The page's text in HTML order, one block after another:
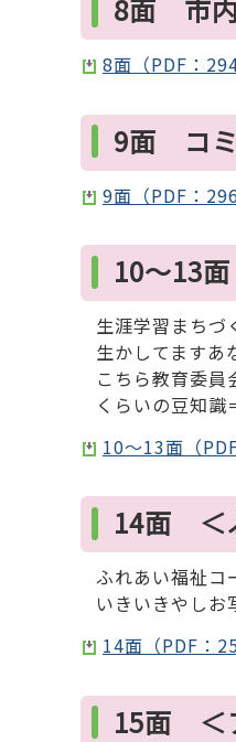
8面 市
8面（PDF：
9面 コミ
9面（PDF：
10～13
生涯学習まちづ
生かしてますあ
こちら教育委
くらいの豆知識
10～13面（
14面 ＜
ふれあい福祉コ
いきいきやしお
14面（PDF：
15面 ＜